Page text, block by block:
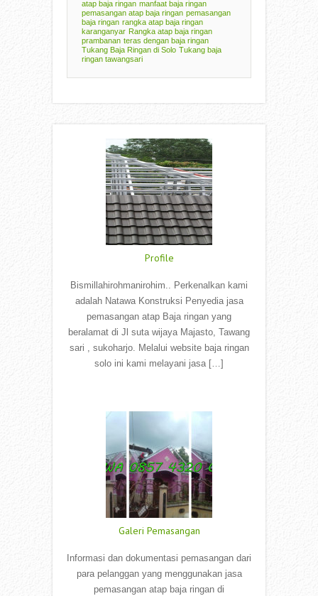
atap baja ringan manfaat baja ringan
pemasangan atap baja ringan pemasangan
baja ringan rangka atap baja ringan
karanganyar Rangka atap baja ringan
prambanan teras dengan baja ringan
Tukang Baja Ringan di Solo Tukang baja
ringan tawangsari
Profile
Bismillahirohmanirohim.. Perkenalkan kami
adalah Natawa Konstruksi Penyedia jasa
pemasangan atap Baja ringan yang
beralamat di Jl suta wijaya Majasto, Tawang
sari , sukoharjo. Melalui website baja ringan
solo ini kami melayani jasa […]
Galeri Pemasangan
Informasi dan dokumentasi pemasangan dari
para pelanggan yang menggunakan jasa
pemasangan atap baja ringan di